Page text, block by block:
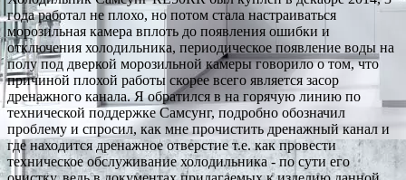
года работал не плохо, но потом стала настраиваться
морозильная камера вплоть до появления ошибки и
отключения холодильника, периодическое появление воды на
полу под дверкой морозильной камеры говорило о том, что
причиной плохой работы скорее всего является засор
дренажного канала. Я обратился в на горячую линию по
технической поддержке Самсунг, подробно обозначил
проблему и спросил, как мне прочистить дренажный канал и
где находится дренажное отверстие т.е. как провести
техническое обслуживание холодильника - по сути его